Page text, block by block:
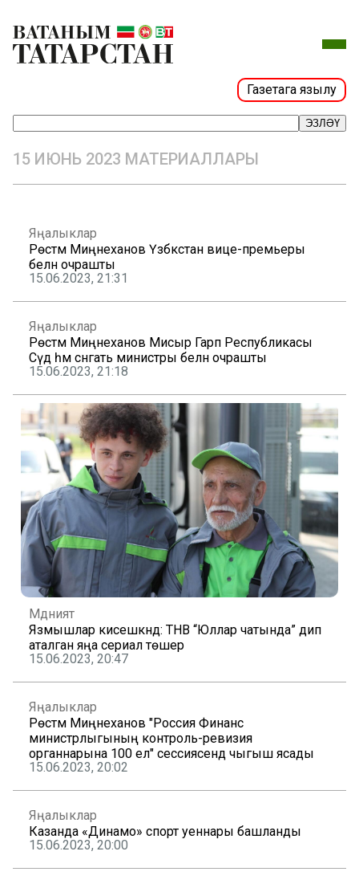
Газетага язылу
ЭЗЛӘҮ
15 ИЮНЬ 2023 МАТЕРИАЛЛАРЫ
Яңалыклар
Рөстәм Миңнеханов Үзбәкстан вице-премьеры
белән очрашты
15.06.2023, 21:31
Яңалыклар
Рөстәм Миңнеханов Мисыр Гарәп Республикасы
Сәүдә һәм сәнәгать министры белән очрашты
15.06.2023, 21:18
Мәдәният
Язмышлар кисешкәндә: ТНВ “Юллар чатында” дип
аталган яңа сериал төшерә
15.06.2023, 20:47
Яңалыклар
Рөстәм Миңнеханов "Россия Финанс
министрлыгының контроль-ревизия
органнарына 100 ел" сессиясендә чыгыш ясады
15.06.2023, 20:02
Яңалыклар
Казанда «Динамо» спорт уеннары башланды
15.06.2023, 20:00